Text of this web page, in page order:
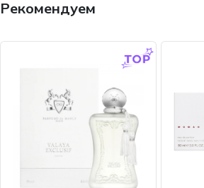
Рекомендуем